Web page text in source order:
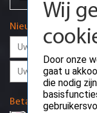
Nieuwsbrief
Betaalmethodes
Wij
Door onze
gaat u
die nodig